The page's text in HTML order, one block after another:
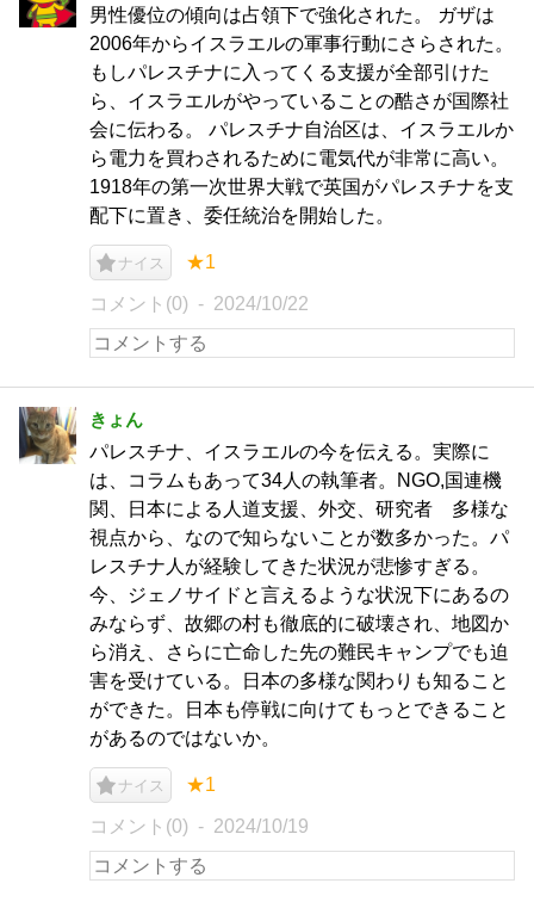
男性優位の傾向は占領下で強化された。 ガザは
2006年からイスラエルの軍事行動にさらされた。
もしパレスチナに入ってくる支援が全部引けた
ら、イスラエルがやっていることの酷さが国際社
会に伝わる。 パレスチナ自治区は、イスラエルか
ら電力を買わされるために電気代が非常に高い。
1918年の第一次世界大戦で英国がパレスチナを支
配下に置き、委任統治を開始した。
ナイス ★1
コメント(0) 2024/10/22
きょん
パレスチナ、イスラエルの今を伝える。実際に
は、コラムもあって34人の執筆者。NGO,国連機
関、日本による人道支援、外交、研究者 多様な
視点から、なので知らないことが数多かった。パ
レスチナ人が経験してきた状況が悲惨すぎる。
今、ジェノサイドと言えるような状況下にあるの
みならず、故郷の村も徹底的に破壊され、地図か
ら消え、さらに亡命した先の難民キャンプでも迫
害を受けている。日本の多様な関わりも知ること
ができた。日本も停戦に向けてもっとできること
があるのではないか。
ナイス ★1
コメント(0) 2024/10/19